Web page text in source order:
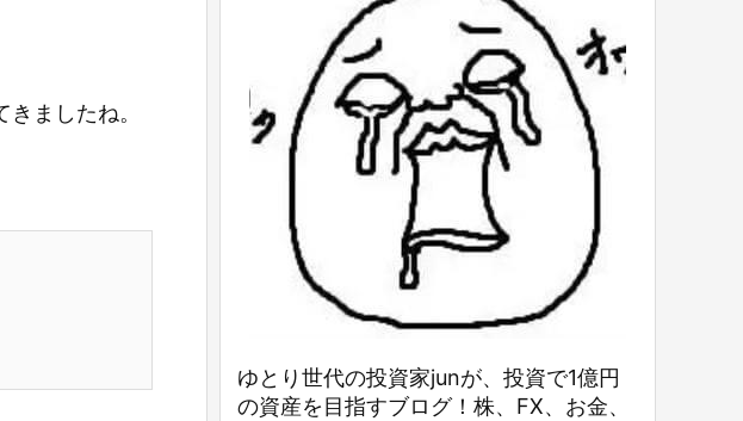
ましたね。
ゆとり世代の投資家junが、投資で1億円
の資産を目指すブログ！株、FX、お金、